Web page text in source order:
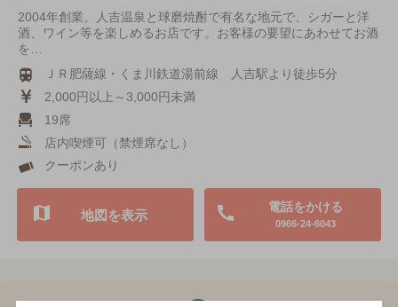
2004年創業。人吉温泉と球磨焼酎で有名な地元で、シガーと洋
酒、ワイン等を楽しめるお店です。お客様の要望にあわせてお酒
を…
ＪＲ肥薩線・くま川鉄道湯前線 人吉駅より徒歩5分
2,000円以上～3,000円未満
19席
店内喫煙可（禁煙席なし）
クーポンあり
電話をかける
0966-24-6043
地図を表示